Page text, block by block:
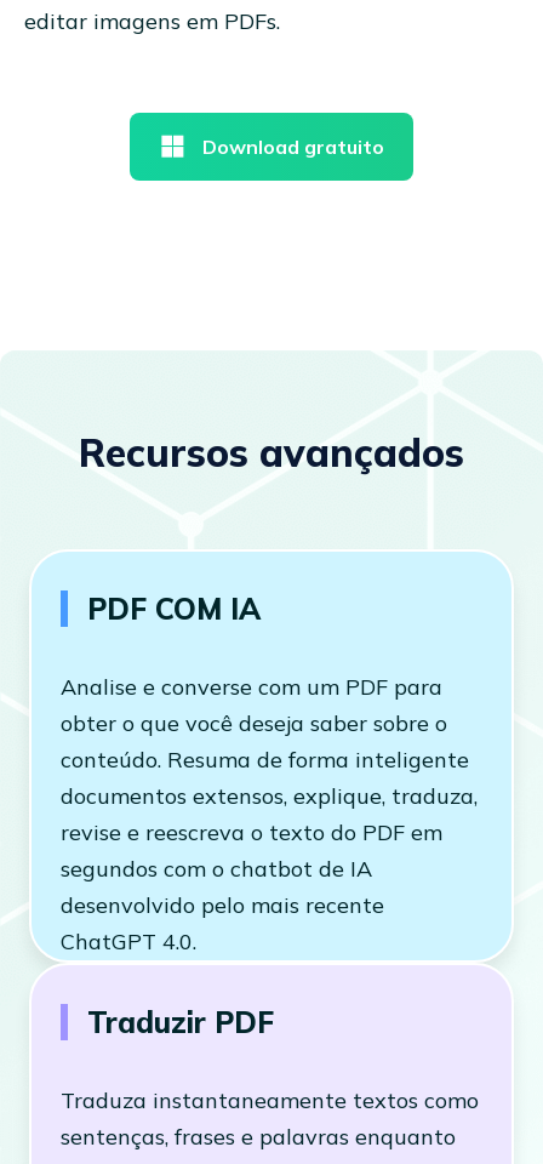
editar imagens em PDFs.
Download gratuito
Recursos avançados
PDF COM IA
Analise e converse com um PDF para
obter o que você deseja saber sobre o
conteúdo. Resuma de forma inteligente
documentos extensos, explique, traduza,
revise e reescreva o texto do PDF em
segundos com o chatbot de IA
desenvolvido pelo mais recente
ChatGPT 4.0.
Traduzir PDF
Traduza instantaneamente textos como
sentenças, frases e palavras enquanto